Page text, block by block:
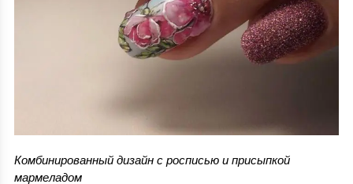
Комбинированный дизайн с росписью и присыпкой
мармеладом